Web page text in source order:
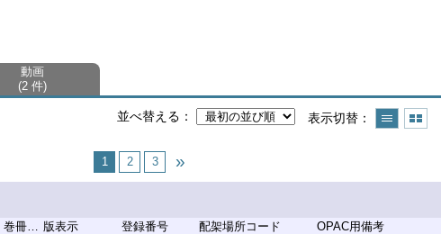
動画
2 件
並べ替える 表示切替
1 2 3
巻冊記号 版表示 登録番号 配架場所コード OPAC用備考